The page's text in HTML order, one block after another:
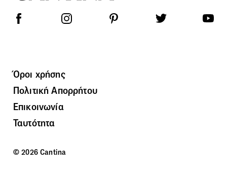
Όροι χρήσης
Πολιτική Απορρήτου
Επικοινωνία
Ταυτότητα
© 2026 Cantina